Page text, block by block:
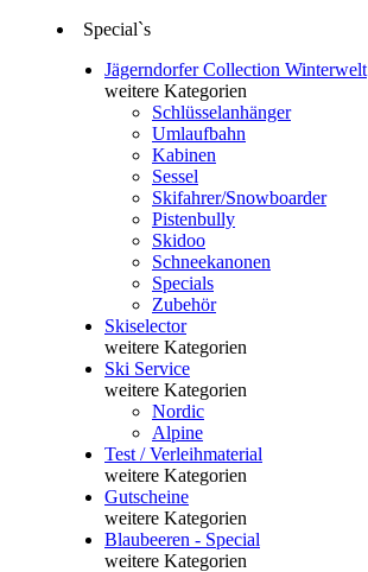
Special`s
Jägerndorfer Collection Winterwelt
weitere Kategorien
Schlüsselanhänger
Umlaufbahn
Kabinen
Sessel
Skifahrer/Snowboarder
Pistenbully
Skidoo
Schneekanonen
Specials
Zubehör
Skiselector
weitere Kategorien
Ski Service
weitere Kategorien
Nordic
Alpine
Test / Verleihmaterial
weitere Kategorien
Gutscheine
weitere Kategorien
Blaubeeren - Special
weitere Kategorien